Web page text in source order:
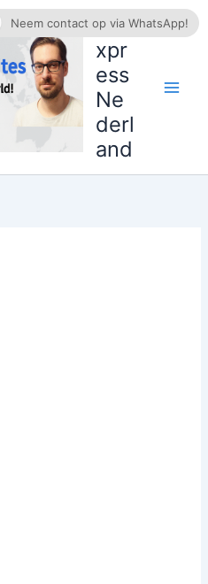
AliE
xpr
ess
Ne
derl
and
Neem contact op via WhatsApp!